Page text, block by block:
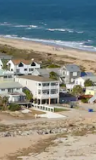
навигирайте с